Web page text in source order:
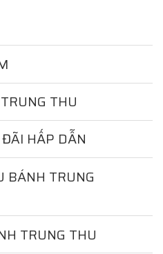
THU
HẤP DẪN
BÁNH TRUNG
TRUNG THU